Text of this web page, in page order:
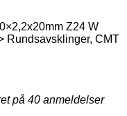
Z24 W
Rundsavsklinger, CMT
på 40 anmeldelser